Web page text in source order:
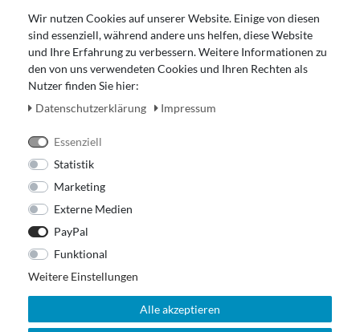
Impressum
Widerrufsrecht
Zahlung und Versand
Unser Ladengeschäft
Wir nutzen Cookies auf unserer Website. Einige von diesen
sind essenziell, während andere uns helfen, diese Website
und Ihre Erfahrung zu verbessern. Weitere Informationen zu
den von uns verwendeten Cookies und Ihren Rechten als
Nutzer finden Sie hier:
Daten­schutz­erklärung
Impressum
Essenziell
Statistik
Marketing
Externe Medien
PayPal
Funktional
Weitere Einstellungen
Alle akzeptieren